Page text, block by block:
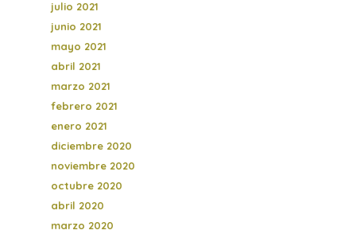
julio 2021
junio 2021
mayo 2021
abril 2021
marzo 2021
febrero 2021
enero 2021
diciembre 2020
noviembre 2020
octubre 2020
abril 2020
marzo 2020